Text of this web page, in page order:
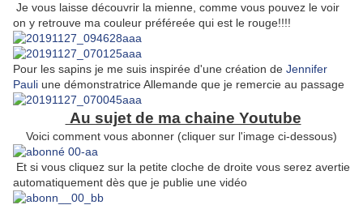
Je vous laisse découvrir la mienne, comme vous pouvez le voir
on y retrouve ma couleur préféreée qui est le rouge!!!!
Pour les sapins je me suis inspirée d'une création de Jennifer
Pauli une démonstratrice Allemande que je remercie au passage
Au sujet de ma chaine Youtube
Voici comment vous abonner (cliquer sur l'image ci-dessous)
Et si vous cliquez sur la petite cloche de droite vous serez avertie
automatiquement dès que je publie une vidéo